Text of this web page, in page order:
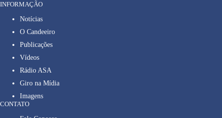
INFORMAÇÃO
Notícias
O Candeeiro
Publicações
Vídeos
Rádio ASA
Giro na Mídia
Imagens
CONTATO